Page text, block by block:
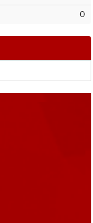
0